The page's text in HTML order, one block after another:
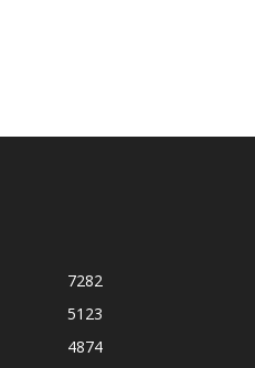
7282
5123
4874